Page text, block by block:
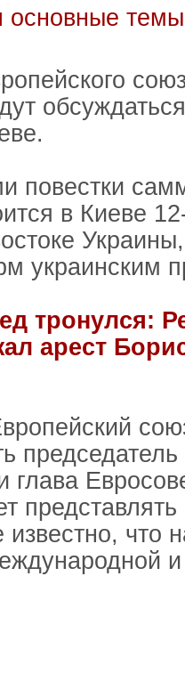
повестки
в Киеве
украинским
тронулся:
арест
что